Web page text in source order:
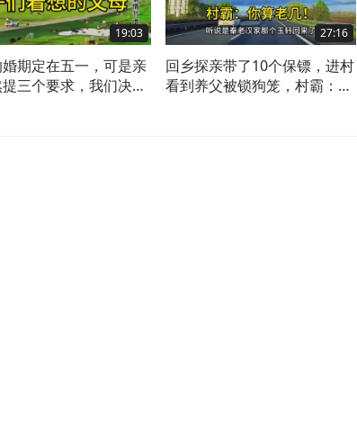
19:03
婚期定在五一，可是亲
三个要求，我们决定
27:16
回乡探亲带了10个保镖，进村
看到养父被锁狗笼，村霸：你